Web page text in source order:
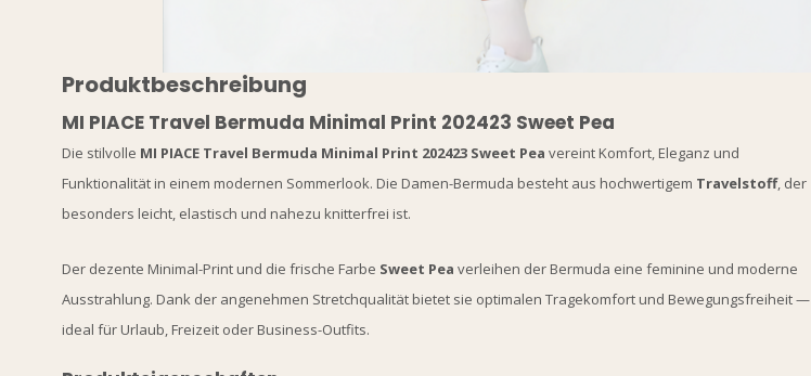
Produktbeschreibung
MI PIACE Travel Bermuda Minimal Print 202423 Sweet Pea
Die stilvolle MI PIACE Travel Bermuda Minimal Print 202423 Sweet Pea vereint Komfort, Eleganz und
Funktionalität in einem modernen Sommerlook. Die Damen-Bermuda besteht aus hochwertigem Travelstoff, der
besonders leicht, elastisch und nahezu knitterfrei ist.
Der dezente Minimal-Print und die frische Farbe Sweet Pea verleihen der Bermuda eine feminine und moderne
Ausstrahlung. Dank der angenehmen Stretchqualität bietet sie optimalen Tragekomfort und Bewegungsfreiheit —
ideal für Urlaub, Freizeit oder Business-Outfits.